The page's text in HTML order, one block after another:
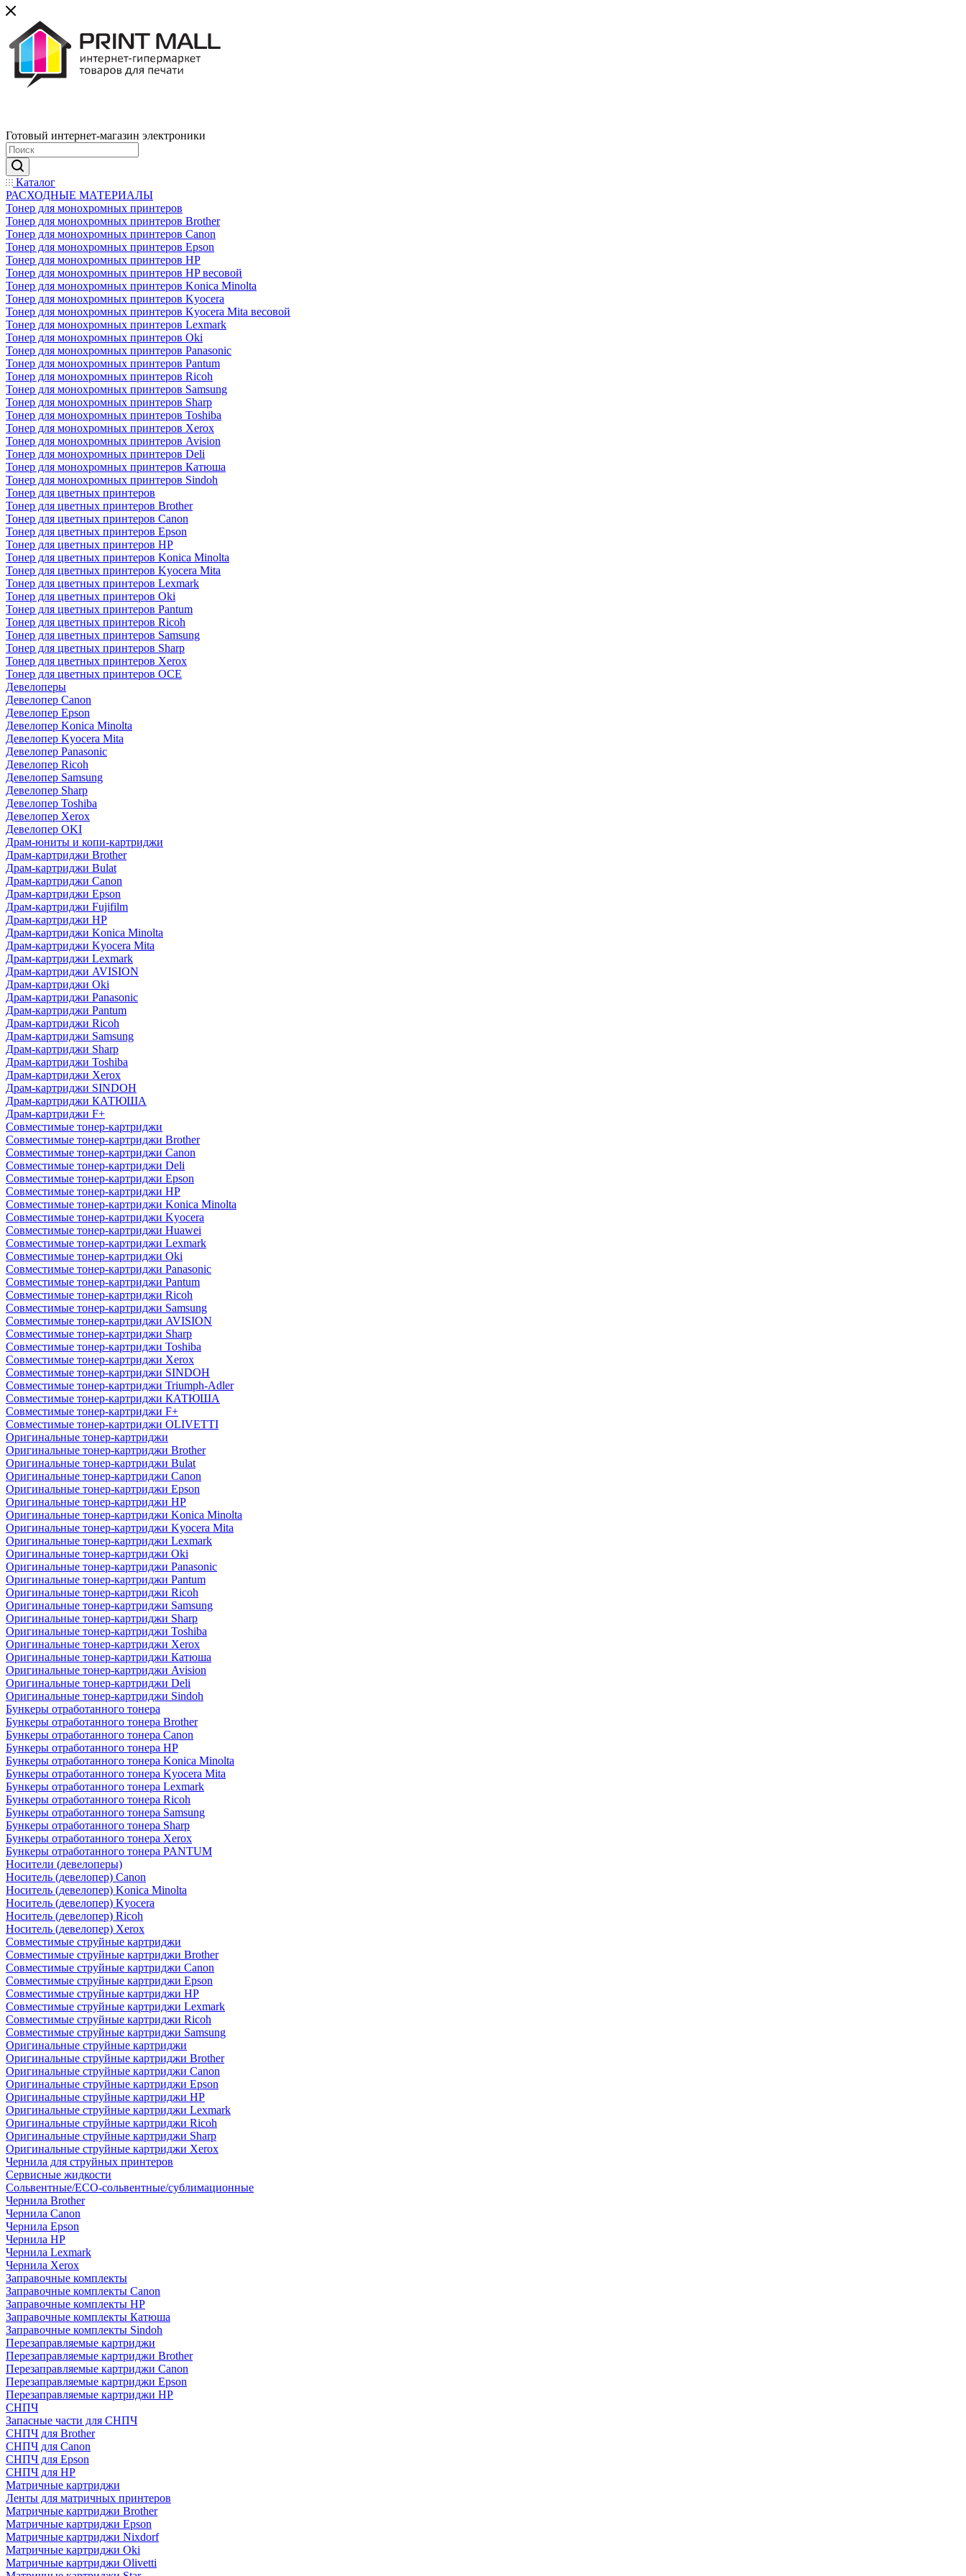
Готовый интернет-магазин электроники
Каталог
РАСХОДНЫЕ МАТЕРИАЛЫ
Тонер для монохромных принтеров
Тонер для монохромных принтеров Brother
Тонер для монохромных принтеров Canon
Тонер для монохромных принтеров Epson
Тонер для монохромных принтеров HP
Тонер для монохромных принтеров HP весовой
Тонер для монохромных принтеров Konica Minolta
Тонер для монохромных принтеров Kyocera
Тонер для монохромных принтеров Kyocera Mita весовой
Тонер для монохромных принтеров Lexmark
Тонер для монохромных принтеров Oki
Тонер для монохромных принтеров Panasonic
Тонер для монохромных принтеров Pantum
Тонер для монохромных принтеров Ricoh
Тонер для монохромных принтеров Samsung
Тонер для монохромных принтеров Sharp
Тонер для монохромных принтеров Toshiba
Тонер для монохромных принтеров Xerox
Тонер для монохромных принтеров Avision
Тонер для монохромных принтеров Deli
Тонер для монохромных принтеров Катюша
Тонер для монохромных принтеров Sindoh
Тонер для цветных принтеров
Тонер для цветных принтеров Brother
Тонер для цветных принтеров Canon
Тонер для цветных принтеров Epson
Тонер для цветных принтеров HP
Тонер для цветных принтеров Konica Minolta
Тонер для цветных принтеров Kyocera Mita
Тонер для цветных принтеров Lexmark
Тонер для цветных принтеров Oki
Тонер для цветных принтеров Pantum
Тонер для цветных принтеров Ricoh
Тонер для цветных принтеров Samsung
Тонер для цветных принтеров Sharp
Тонер для цветных принтеров Xerox
Тонер для цветных принтеров OCE
Девелоперы
Девелопер Canon
Девелопер Epson
Девелопер Konica Minolta
Девелопер Kyocera Mita
Девелопер Panasonic
Девелопер Ricoh
Девелопер Samsung
Девелопер Sharp
Девелопер Toshiba
Девелопер Xerox
Девелопер OKI
Драм-юниты и копи-картриджи
Драм-картриджи Brother
Драм-картриджи Bulat
Драм-картриджи Canon
Драм-картриджи Epson
Драм-картриджи Fujifilm
Драм-картриджи HP
Драм-картриджи Konica Minolta
Драм-картриджи Kyocera Mita
Драм-картриджи Lexmark
Драм-картриджи AVISION
Драм-картриджи Oki
Драм-картриджи Panasonic
Драм-картриджи Pantum
Драм-картриджи Ricoh
Драм-картриджи Samsung
Драм-картриджи Sharp
Драм-картриджи Toshiba
Драм-картриджи Xerox
Драм-картриджи SINDOH
Драм-картриджи КАТЮША
Драм-картриджи F+
Совместимые тонер-картриджи
Совместимые тонер-картриджи Brother
Совместимые тонер-картриджи Canon
Совместимые тонер-картриджи Deli
Совместимые тонер-картриджи Epson
Совместимые тонер-картриджи HP
Совместимые тонер-картриджи Konica Minolta
Совместимые тонер-картриджи Kyocera
Совместимые тонер-картриджи Huawei
Совместимые тонер-картриджи Lexmark
Совместимые тонер-картриджи Oki
Совместимые тонер-картриджи Panasonic
Совместимые тонер-картриджи Pantum
Совместимые тонер-картриджи Ricoh
Совместимые тонер-картриджи Samsung
Совместимые тонер-картриджи AVISION
Совместимые тонер-картриджи Sharp
Совместимые тонер-картриджи Toshiba
Совместимые тонер-картриджи Xerox
Совместимые тонер-картриджи SINDOH
Совместимые тонер-картриджи Triumph-Adler
Совместимые тонер-картриджи КАТЮША
Совместимые тонер-картриджи F+
Совместимые тонер-картриджи OLIVETTI
Оригинальные тонер-картриджи
Оригинальные тонер-картриджи Brother
Оригинальные тонер-картриджи Bulat
Оригинальные тонер-картриджи Canon
Оригинальные тонер-картриджи Epson
Оригинальные тонер-картриджи HP
Оригинальные тонер-картриджи Konica Minolta
Оригинальные тонер-картриджи Kyocera Mita
Оригинальные тонер-картриджи Lexmark
Оригинальные тонер-картриджи Oki
Оригинальные тонер-картриджи Panasonic
Оригинальные тонер-картриджи Pantum
Оригинальные тонер-картриджи Ricoh
Оригинальные тонер-картриджи Samsung
Оригинальные тонер-картриджи Sharp
Оригинальные тонер-картриджи Toshiba
Оригинальные тонер-картриджи Xerox
Оригинальные тонер-картриджи Катюша
Оригинальные тонер-картриджи Avision
Оригинальные тонер-картриджи Deli
Оригинальные тонер-картриджи Sindoh
Бункеры отработанного тонера
Бункеры отработанного тонера Brother
Бункеры отработанного тонера Canon
Бункеры отработанного тонера HP
Бункеры отработанного тонера Konica Minolta
Бункеры отработанного тонера Kyocera Mita
Бункеры отработанного тонера Lexmark
Бункеры отработанного тонера Ricoh
Бункеры отработанного тонера Samsung
Бункеры отработанного тонера Sharp
Бункеры отработанного тонера Xerox
Бункеры отработанного тонера PANTUM
Носители (девелоперы)
Носитель (девелопер) Canon
Носитель (девелопер) Konica Minolta
Носитель (девелопер) Kyocera
Носитель (девелопер) Ricoh
Носитель (девелопер) Xerox
Совместимые струйные картриджи
Совместимые струйные картриджи Brother
Совместимые струйные картриджи Canon
Совместимые струйные картриджи Epson
Совместимые струйные картриджи HP
Совместимые струйные картриджи Lexmark
Совместимые струйные картриджи Ricoh
Совместимые струйные картриджи Samsung
Оригинальные струйные картриджи
Оригинальные струйные картриджи Brother
Оригинальные струйные картриджи Canon
Оригинальные струйные картриджи Epson
Оригинальные струйные картриджи HP
Оригинальные струйные картриджи Lexmark
Оригинальные струйные картриджи Ricoh
Оригинальные струйные картриджи Sharp
Оригинальные струйные картриджи Xerox
Чернила для струйных принтеров
Сервисные жидкости
Сольвентные/ECO-сольвентные/сублимационные
Чернила Brother
Чернила Canon
Чернила Epson
Чернила HP
Чернила Lexmark
Чернила Xerox
Заправочные комплекты
Заправочные комплекты Canon
Заправочные комплекты HP
Заправочные комплекты Катюша
Заправочные комплекты Sindoh
Перезаправляемые картриджи
Перезаправляемые картриджи Brother
Перезаправляемые картриджи Canon
Перезаправляемые картриджи Epson
Перезаправляемые картриджи HP
СНПЧ
Запасные части для СНПЧ
СНПЧ для Brother
СНПЧ для Canon
СНПЧ для Epson
СНПЧ для HP
Матричные картриджи
Ленты для матричных принтеров
Матричные картриджи Brother
Матричные картриджи Epson
Матричные картриджи Nixdorf
Матричные картриджи Oki
Матричные картриджи Olivetti